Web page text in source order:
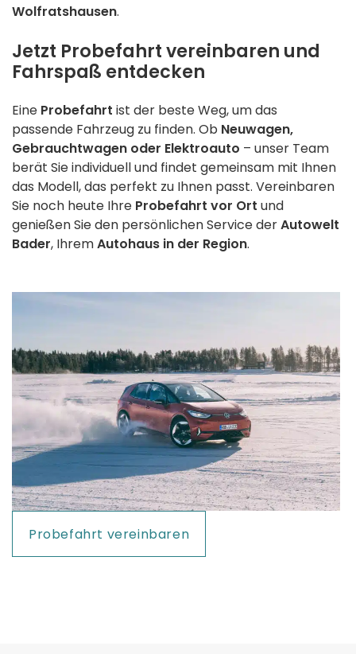
Wolfratshausen.
Jetzt Probefahrt vereinbaren und
Fahrspaß entdecken
Eine Probefahrt ist der beste Weg, um das
passende Fahrzeug zu finden. Ob Neuwagen,
Gebrauchtwagen oder Elektroauto – unser Team
berät Sie individuell und findet gemeinsam mit Ihnen
das Modell, das perfekt zu Ihnen passt. Vereinbaren
Sie noch heute Ihre Probefahrt vor Ort und
genießen Sie den persönlichen Service derAutowelt
Bader, IhremAutohaus in der Region.
Probefahrt vereinbaren